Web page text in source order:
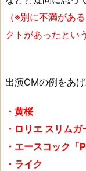
（※別に不満があ
クトがあったとい
出演CMの例をあ
・黄桜
・ロリエ スリムガ
・エースコック「
・ライク